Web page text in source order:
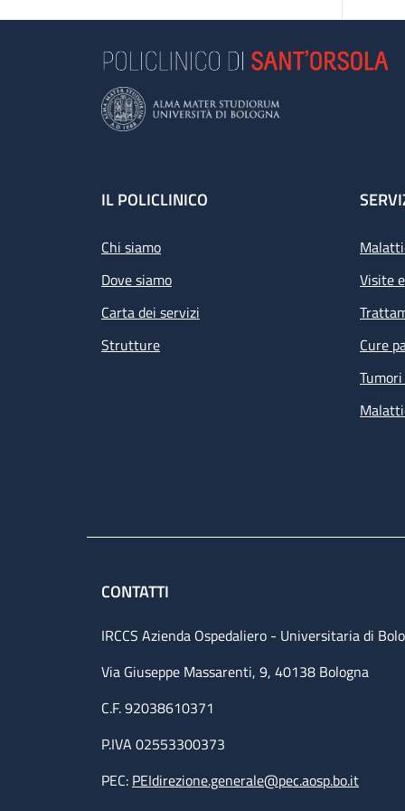
Footer
IL POLICLINICO
Chi siamo
Dove siamo
Carta dei servizi
Strutture
Visite
Cure
CONTATTI
IRCCS Azienda Ospedaliero - Universitaria di
Via Giuseppe Massarenti, 9, 40138 Bologna
C.F. 92038610371
P.IVA 02553300373
PEC: PEIdirezione.generale@pec.aosp.bo.it